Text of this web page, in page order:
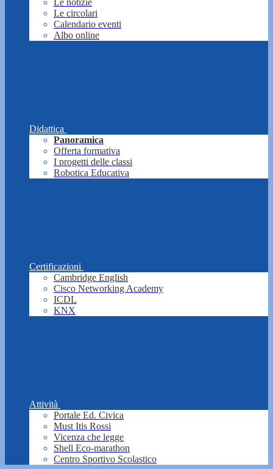
Le notizie
Le circolari
Calendario eventi
Albo online
Didattica
Panoramica
Offerta formativa
I progetti delle classi
Robotica Educativa
Certificazioni
Cambridge English
Cisco Networking Academy
ICDL
KNX
Attività
Portale Ed. Civica
Must Itis Rossi
Vicenza che legge
Shell Eco-marathon
Centro Sportivo Scolastico